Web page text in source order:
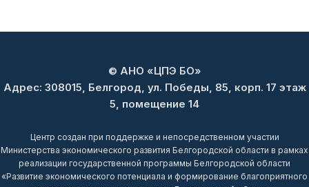
© АНО «ЦПЭ БО»
Адрес: 308015, Белгород, ул. Победы, 85, корп. 17 этаж
5, помещение 14
Центр создан при поддержке и непосредственном участии
Министерства экономического развития Белгородской области в рамках
реализации государственной программы Белгородской области
«Развитие экономического потенциала и формирование благоприятного